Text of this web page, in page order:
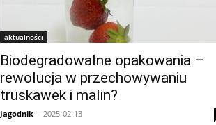
aktualności
Biodegradowalne opakowania –
rewolucja w przechowywaniu
truskawek i malin?
Jagodnik - 2025-02-13